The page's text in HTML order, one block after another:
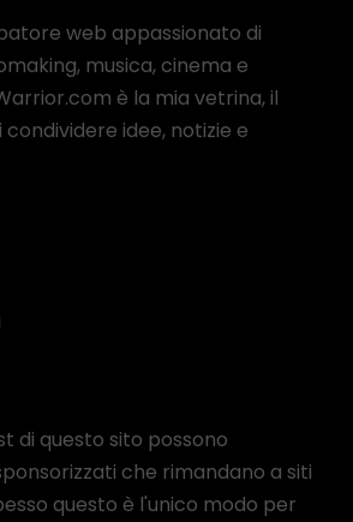
web appassionato di
musica, cinema e
è la mia vetrina, il
condividere idee, notizie e
di questo sito possono
che rimandano a siti
questo è l'unico modo per